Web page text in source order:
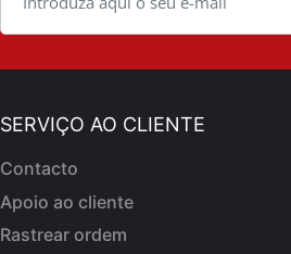
SERVIÇO AO CLIENTE
Contacto
Apoio ao cliente
Rastrear ordem